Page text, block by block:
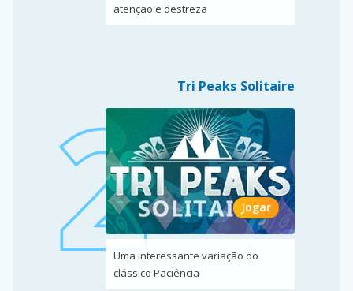
atenção e destreza
Tri Peaks Solitaire
Jogar
Uma interessante variação do
clássico Paciência